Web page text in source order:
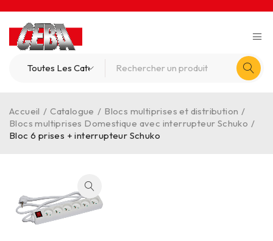
Accueil / Catalogue / Blocs multiprises et distribution /
Blocs multiprises Domestique avec interrupteur Schuko /
Bloc 6 prises + interrupteur Schuko